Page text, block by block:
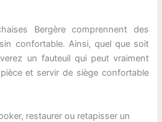
Bergère comprennent des
confortable. Ainsi, quel que soit
un fauteuil qui peut vraiment
pièce et servir de siège confortable
restaurer ou retapisser un